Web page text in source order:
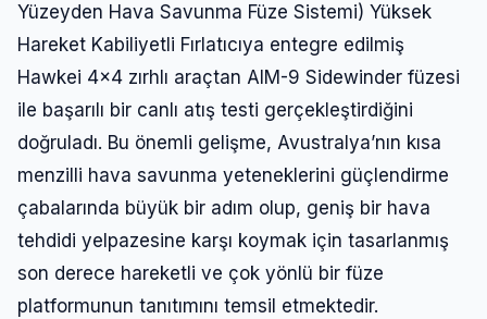
Yüzeyden Hava Savunma Füze Sistemi) Yüksek
Hareket Kabiliyetli Fırlatıcıya entegre edilmiş
Hawkei 4×4 zırhlı araçtan AIM-9 Sidewinder füzesi
ile başarılı bir canlı atış testi gerçekleştirdiğini
doğruladı. Bu önemli gelişme, Avustralya’nın kısa
menzilli hava savunma yeteneklerini güçlendirme
çabalarında büyük bir adım olup, geniş bir hava
tehdidi yelpazesine karşı koymak için tasarlanmış
son derece hareketli ve çok yönlü bir füze
platformunun tanıtımını temsil etmektedir.